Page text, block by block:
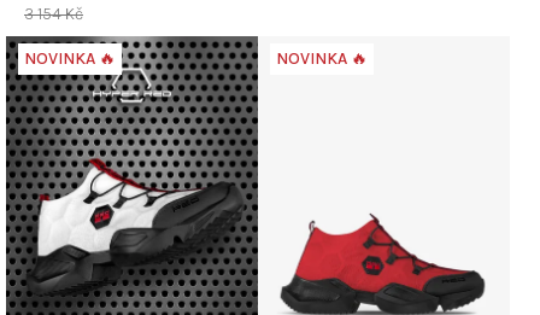
3 154 Kč
NOVINKA 🔥 NOVINKA 🔥